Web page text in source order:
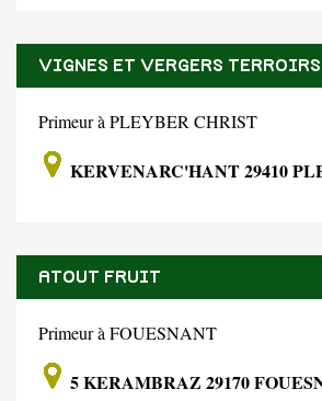
VIGNES ET VERGERS
Primeur à PLEYBER CHRIST
KERVENARC'HANT 29410
ATOUT FRUIT
Primeur à FOUESNANT
5 KERAMBRAZ 29170